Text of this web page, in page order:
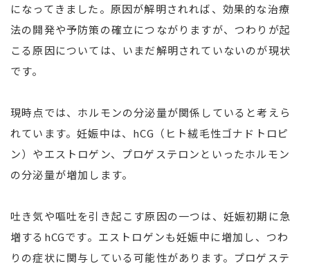
になってきました。原因が解明されれば、効果的な治療
法の開発や予防策の確立につながりますが、つわりが起
こる原因については、いまだ解明されていないのが現状
です。
現時点では、ホルモンの分泌量が関係していると考えら
れています。妊娠中は、hCG（ヒト絨毛性ゴナドトロピ
ン）やエストロゲン、プロゲステロンといったホルモン
の分泌量が増加します。
吐き気や嘔吐を引き起こす原因の一つは、妊娠初期に急
増するhCGです。エストロゲンも妊娠中に増加し、つわ
りの症状に関与している可能性があります。プロゲステ